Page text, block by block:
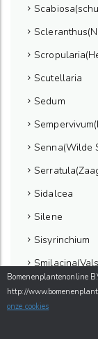
Scutellaria
Sedum
Senna(Wilde
Sidalcea
Silene
Sisyrinchium
Solidaster
Bomenenplantenonline
http://
onze cookies